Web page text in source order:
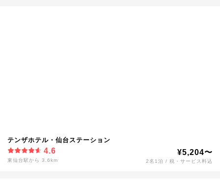
テンザホテル・仙台ステーション
4.6
東仙台駅から 3.6km
¥5,204〜
2名1泊 / 税・サービス料込